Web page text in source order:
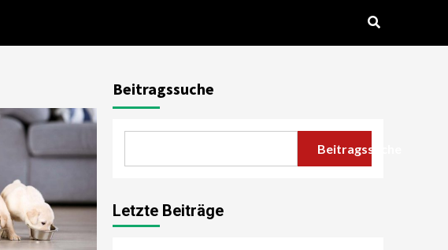
Beitragssuche
Beitragssuche
Letzte Beiträge